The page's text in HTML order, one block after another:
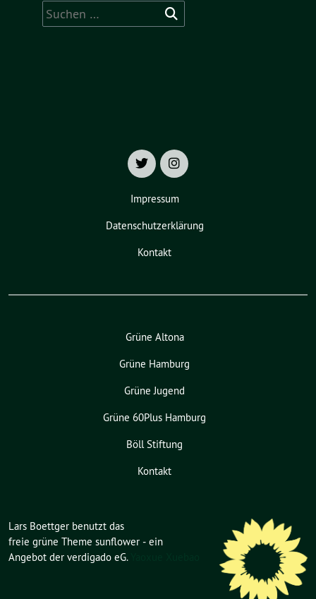
Suchen
nach:
Impressum
Datenschutzerklärung
Kontakt
Grüne Altona
Grüne Hamburg
Grüne Jugend
Grüne 60Plus Hamburg
Böll Stiftung
Kontakt
Lars Boettger benutzt das
freie grüne Theme sunflower ‐ ein
Angebot der verdigado eG.